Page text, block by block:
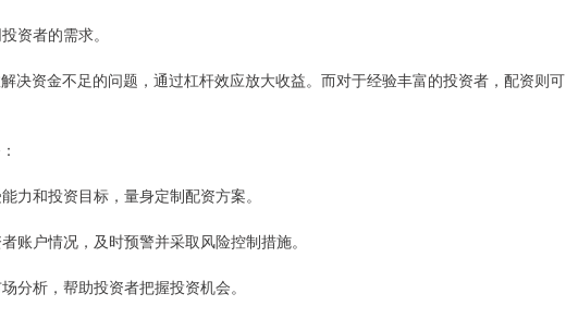
资者的需求。
决资金不足的问题，通过杠杆效应放大收益。而对于经验丰富的投资者，配资则可
力和投资目标，量身定制配资方案。
账户情况，及时预警并采取风险控制措施。
分析，帮助投资者把握投资机会。